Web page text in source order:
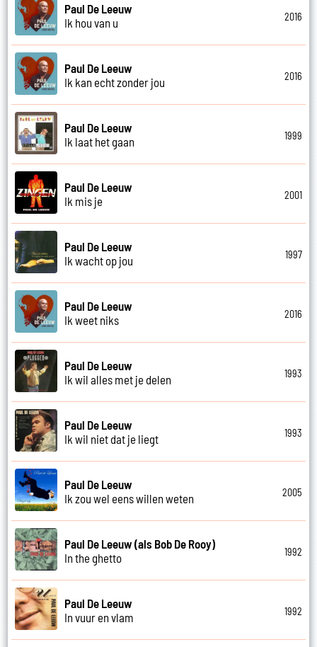
Paul De Leeuw
Ik hou van u
2016
Paul De Leeuw
Ik kan echt zonder jou
2016
Paul De Leeuw
Ik laat het gaan
1999
Paul De Leeuw
Ik mis je
2001
Paul De Leeuw
Ik wacht op jou
1997
Paul De Leeuw
Ik weet niks
2016
Paul De Leeuw
Ik wil alles met je delen
1993
Paul De Leeuw
Ik wil niet dat je liegt
1993
Paul De Leeuw
Ik zou wel eens willen weten
2005
Paul De Leeuw (als Bob De Rooy)
In the ghetto
1992
Paul De Leeuw
In vuur en vlam
1992